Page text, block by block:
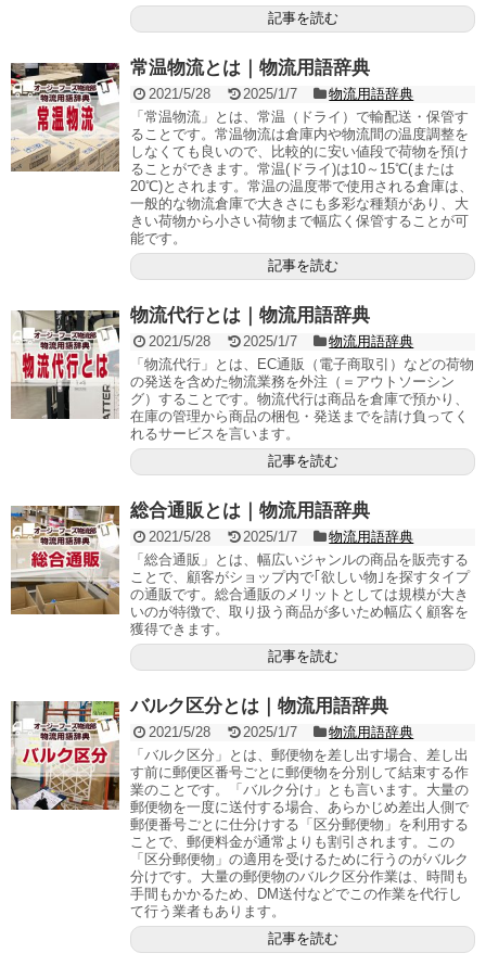
記事を読む
常温物流とは｜物流用語辞典
2021/5/28 2025/1/7
物流用語辞典
「常温物流」とは、常温（ドライ）で輸配送・保管す
ることです。常温物流は倉庫内や物流間の温度調整を
しなくても良いので、比較的に安い値段で荷物を預け
ることができます。常温(ドライ)は10～15℃(または
20℃)とされます。常温の温度帯で使用される倉庫は、
一般的な物流倉庫で大きさにも多彩な種類があり、大
きい荷物から小さい荷物まで幅広く保管することが可
能です。
記事を読む
物流代行とは｜物流用語辞典
2021/5/28 2025/1/7
物流用語辞典
「物流代行」とは、EC通販（電子商取引）などの荷物
の発送を含めた物流業務を外注（＝アウトソーシン
グ）することです。物流代行は商品を倉庫で預かり、
在庫の管理から商品の梱包・発送までを請け負ってく
れるサービスを言います。
記事を読む
総合通販とは｜物流用語辞典
2021/5/28 2025/1/7
物流用語辞典
「総合通販」とは、幅広いジャンルの商品を販売する
ことで、顧客がショップ内で｢欲しい物｣を探すタイプ
の通販です。総合通販のメリットとしては規模が大き
いのが特徴で、取り扱う商品が多いため幅広く顧客を
獲得できます。
記事を読む
バルク区分とは｜物流用語辞典
2021/5/28 2025/1/7
物流用語辞典
「バルク区分」とは、郵便物を差し出す場合、差し出
す前に郵便区番号ごとに郵便物を分別して結束する作
業のことです。「バルク分け」とも言います。大量の
郵便物を一度に送付する場合、あらかじめ差出人側で
郵便番号ごとに仕分けする「区分郵便物」を利用する
ことで、郵便料金が通常よりも割引されます。この
「区分郵便物」の適用を受けるために行うのがバルク
分けです。大量の郵便物のバルク区分作業は、時間も
手間もかかるため、DM送付などでこの作業を代行し
て行う業者もあります。
記事を読む